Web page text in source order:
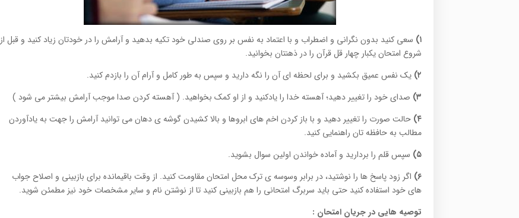
۱) سعی کنید بدون نگرانی و اضطراب و با اعتماد به نفس بر روی صندلی خود تکیه بدهید و آرامش را در خودتان زیاد کنید و قبل از
شروع امتحان یکبار چهار قل قرآن را در ذهنتان بخوانید.
۲) یک نفس عمیق بکشید و برای لحظه ای آن را نگه دارید و سپس به طور کامل و آرام آن را بازدم کنید.
۳) صدای خود را تغییر دهید؛ آهسته خدا را یادکنید و از او کمک بخواهید. ( آهسته کردن صدا موجب آرامش بیشتر می شود )
۴) حالت صورت را تغییر دهید و با باز کردن اخم های ابروها و بالا کشیدن گوشه ی دهان می توانید آرامش را جهت به‌ یادآوردن
مطالب به حافظه تان راهنمایی کنید.
۵) سپس قلم را بردارید و‌ آماده خواندن اولین سوال بشوید.
۶) اگر زود پاسخ ها را نوشتید، در برابر وسوسه ی ترک محل امتحان مقاومت کنید. از وقت باقیمانده برای بازبینی و اصلاح جواب
های خود استفاده کنید حتی باید سربرگ امتحانی را هم بازبینی کنید تا از نوشتن نام و سایر مشخصات خود نیز مطمئن شوید.
توصیه هایی در جریان امتحان :